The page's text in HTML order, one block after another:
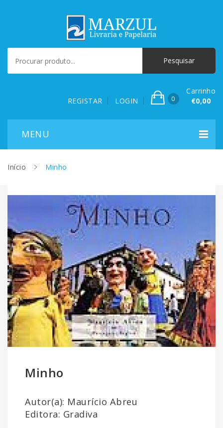
REGISTAR LOGIN 0
Carrinho
€0,00
Início Minho
Minho
Autor(a): Maurício Abreu
Editora: Gradiva